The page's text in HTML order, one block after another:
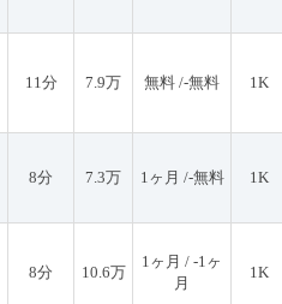
11分 7.9万 無料 /-無料 1K
8分 7.3万 1ヶ月 /-無料 1K
8分 10.6万
1ヶ月 / -1ヶ
月
1K